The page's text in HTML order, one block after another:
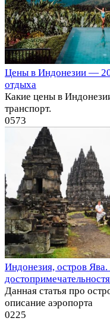
Цены в Индонезии —
отдыха
Какие цены в
транспорт.
0573
Индонезия, остров
Данная статья про
описание аэропорта
0225